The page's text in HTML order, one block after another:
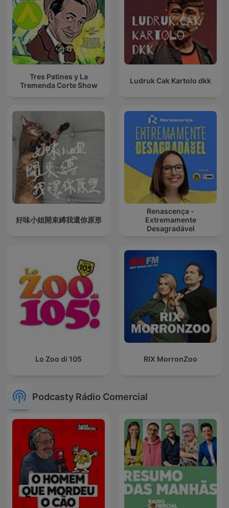
Tres Patines y La
Tremenda Corte Show
Ludruk Cak Kartolo dkk
好味小姐開束縛我還你原形
Renascença -
Extremamente
Desagradável
Lo Zoo di 105 RIX MorronZoo
Podcasty Rádio Comercial